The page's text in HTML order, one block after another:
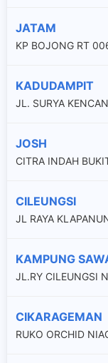
JATAM
KP BOJONG RT
KADUDAMPIT
JL. SURYA
JOSH
CITRA INDAH
CILEUNGSI
JL RAYA
KAMPUNG
JL.RY CILEUNGSI
CIKARAGEMAN
RUKO ORCHID